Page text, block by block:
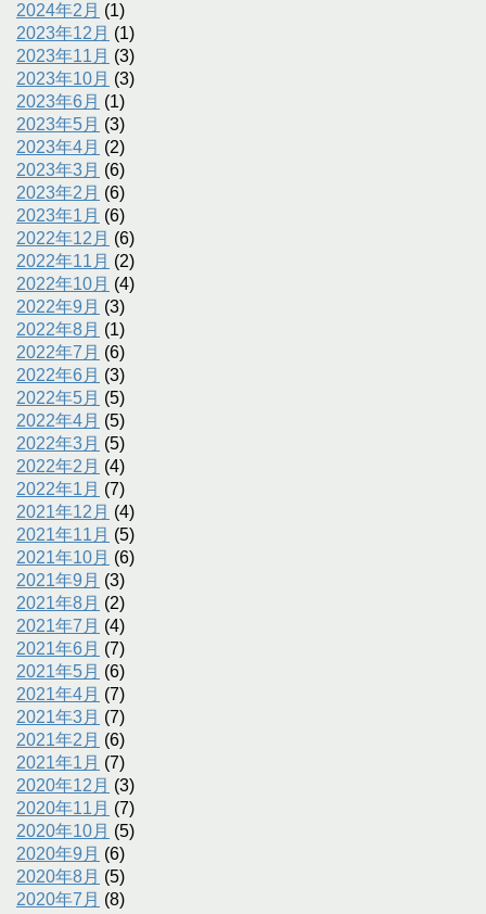
2024年2月 (1)
2023年12月 (1)
2023年11月 (3)
2023年10月 (3)
2023年6月 (1)
2023年5月 (3)
2023年4月 (2)
2023年3月 (6)
2023年2月 (6)
2023年1月 (6)
2022年12月 (6)
2022年11月 (2)
2022年10月 (4)
2022年9月 (3)
2022年8月 (1)
2022年7月 (6)
2022年6月 (3)
2022年5月 (5)
2022年4月 (5)
2022年3月 (5)
2022年2月 (4)
2022年1月 (7)
2021年12月 (4)
2021年11月 (5)
2021年10月 (6)
2021年9月 (3)
2021年8月 (2)
2021年7月 (4)
2021年6月 (7)
2021年5月 (6)
2021年4月 (7)
2021年3月 (7)
2021年2月 (6)
2021年1月 (7)
2020年12月 (3)
2020年11月 (7)
2020年10月 (5)
2020年9月 (6)
2020年8月 (5)
2020年7月 (8)